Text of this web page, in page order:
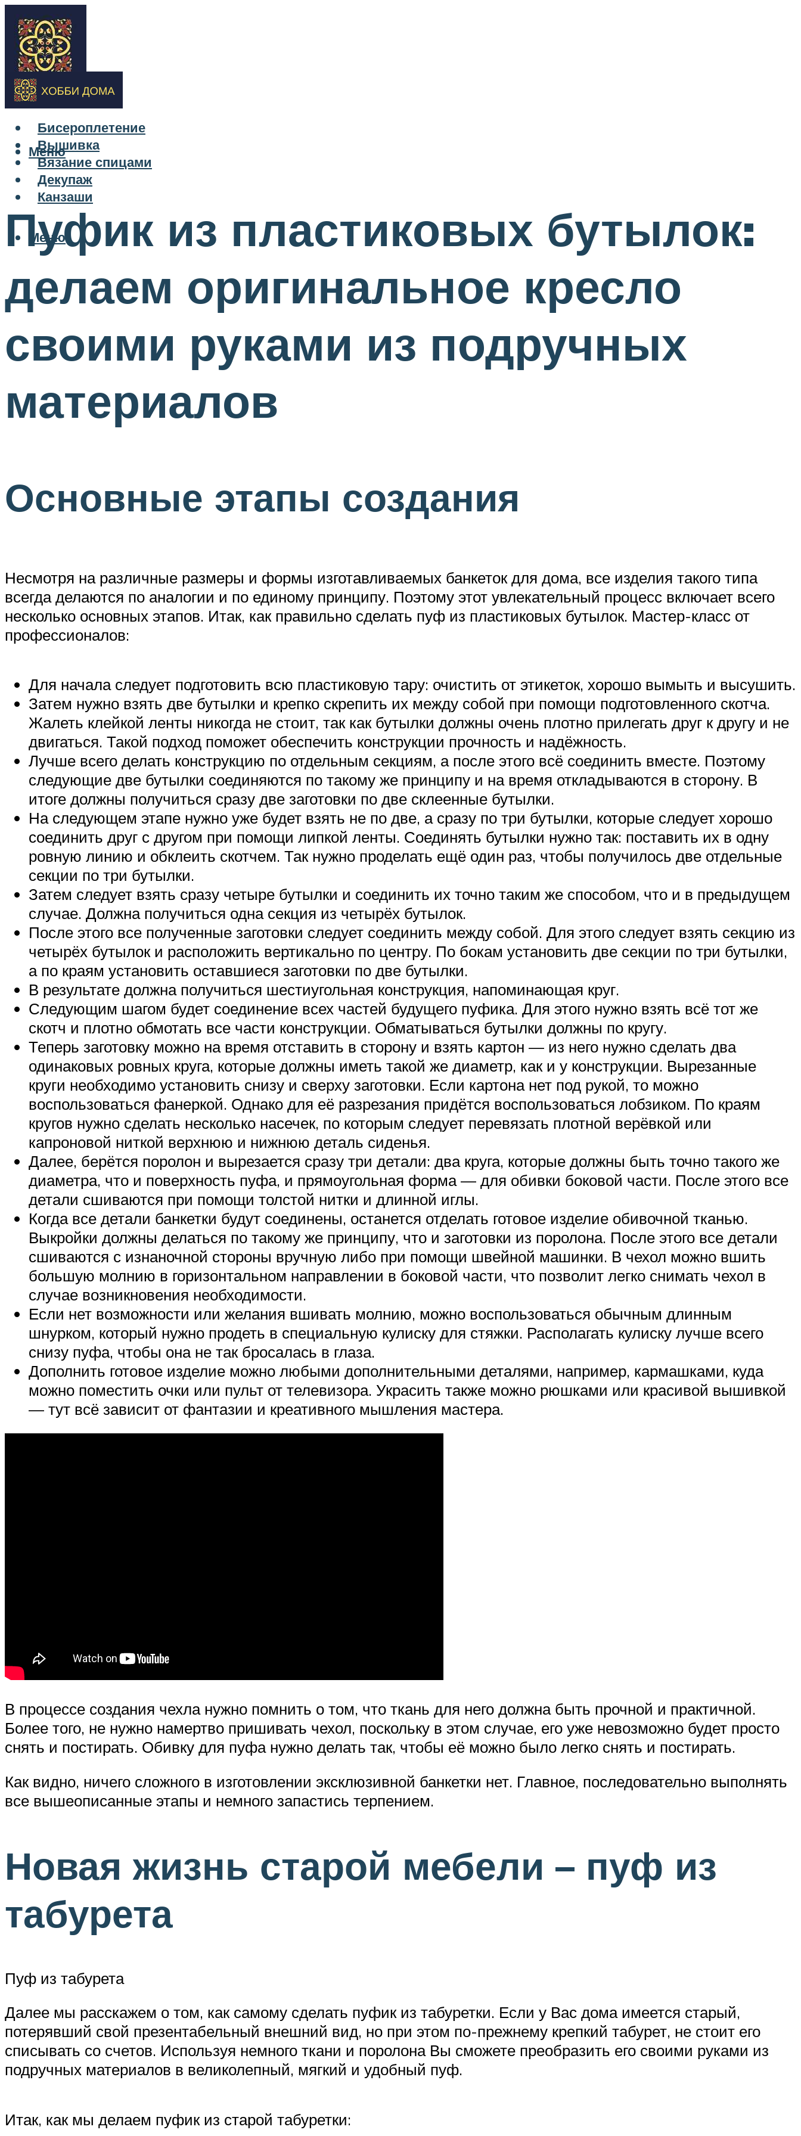
Бисероплетение
Вышивка
Вязание спицами
Декупаж
Канзаши
Меню
Меню
Пуфик из пластиковых бутылок:
делаем оригинальное кресло
своими руками из подручных
материалов
Основные этапы создания
Несмотря на различные размеры и формы изготавливаемых банкеток для дома, все изделия такого типа
всегда делаются по аналогии и по единому принципу. Поэтому этот увлекательный процесс включает всего
несколько основных этапов. Итак, как правильно сделать пуф из пластиковых бутылок. Мастер-класс от
профессионалов:
Для начала следует подготовить всю пластиковую тару: очистить от этикеток, хорошо вымыть и высушить.
Затем нужно взять две бутылки и крепко скрепить их между собой при помощи подготовленного скотча.
Жалеть клейкой ленты никогда не стоит, так как бутылки должны очень плотно прилегать друг к другу и не
двигаться. Такой подход поможет обеспечить конструкции прочность и надёжность.
Лучше всего делать конструкцию по отдельным секциям, а после этого всё соединить вместе. Поэтому
следующие две бутылки соединяются по такому же принципу и на время откладываются в сторону. В
итоге должны получиться сразу две заготовки по две склеенные бутылки.
На следующем этапе нужно уже будет взять не по две, а сразу по три бутылки, которые следует хорошо
соединить друг с другом при помощи липкой ленты. Соединять бутылки нужно так: поставить их в одну
ровную линию и обклеить скотчем. Так нужно проделать ещё один раз, чтобы получилось две отдельные
секции по три бутылки.
Затем следует взять сразу четыре бутылки и соединить их точно таким же способом, что и в предыдущем
случае. Должна получиться одна секция из четырёх бутылок.
После этого все полученные заготовки следует соединить между собой. Для этого следует взять секцию из
четырёх бутылок и расположить вертикально по центру. По бокам установить две секции по три бутылки,
а по краям установить оставшиеся заготовки по две бутылки.
В результате должна получиться шестиугольная конструкция, напоминающая круг.
Следующим шагом будет соединение всех частей будущего пуфика. Для этого нужно взять всё тот же
скотч и плотно обмотать все части конструкции. Обматываться бутылки должны по кругу.
Теперь заготовку можно на время отставить в сторону и взять картон — из него нужно сделать два
одинаковых ровных круга, которые должны иметь такой же диаметр, как и у конструкции. Вырезанные
круги необходимо установить снизу и сверху заготовки. Если картона нет под рукой, то можно
воспользоваться фанеркой. Однако для её разрезания придётся воспользоваться лобзиком. По краям
кругов нужно сделать несколько насечек, по которым следует перевязать плотной верёвкой или
капроновой ниткой верхнюю и нижнюю деталь сиденья.
Далее, берётся поролон и вырезается сразу три детали: два круга, которые должны быть точно такого же
диаметра, что и поверхность пуфа, и прямоугольная форма — для обивки боковой части. После этого все
детали сшиваются при помощи толстой нитки и длинной иглы.
Когда все детали банкетки будут соединены, останется отделать готовое изделие обивочной тканью.
Выкройки должны делаться по такому же принципу, что и заготовки из поролона. После этого все детали
сшиваются с изнаночной стороны вручную либо при помощи швейной машинки. В чехол можно вшить
большую молнию в горизонтальном направлении в боковой части, что позволит легко снимать чехол в
случае возникновения необходимости.
Если нет возможности или желания вшивать молнию, можно воспользоваться обычным длинным
шнурком, который нужно продеть в специальную кулиску для стяжки. Располагать кулиску лучше всего
снизу пуфа, чтобы она не так бросалась в глаза.
Дополнить готовое изделие можно любыми дополнительными деталями, например, кармашками, куда
можно поместить очки или пульт от телевизора. Украсить также можно рюшками или красивой вышивкой
— тут всё зависит от фантазии и креативного мышления мастера.
В процессе создания чехла нужно помнить о том, что ткань для него должна быть прочной и практичной.
Более того, не нужно намертво пришивать чехол, поскольку в этом случае, его уже невозможно будет просто
снять и постирать. Обивку для пуфа нужно делать так, чтобы её можно было легко снять и постирать.
Как видно, ничего сложного в изготовлении эксклюзивной банкетки нет. Главное, последовательно выполнять
все вышеописанные этапы и немного запастись терпением.
Новая жизнь старой мебели – пуф из
табурета
Пуф из табурета
Далее мы расскажем о том, как самому сделать пуфик из табуретки. Если у Вас дома имеется старый,
потерявший свой презентабельный внешний вид, но при этом по-прежнему крепкий табурет, не стоит его
списывать со счетов. Используя немного ткани и поролона Вы сможете преобразить его своими руками из
подручных материалов в великолепный, мягкий и удобный пуф.
Итак, как мы делаем пуфик из старой табуретки: